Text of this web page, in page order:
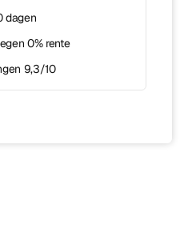
dagen
0% rente
9,3/10